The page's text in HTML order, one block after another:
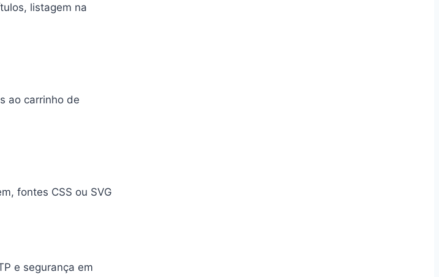
listagem na
ao carrinho de
fontes CSS ou SVG
e segurança em